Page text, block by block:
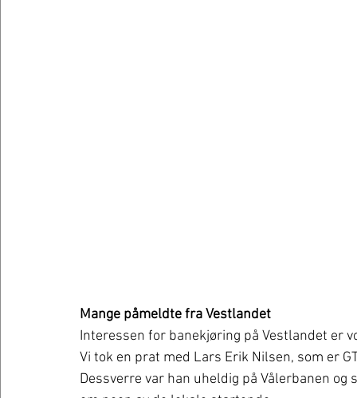
Mange påmeldte fra Vestlandet
Interessen for banekjøring på Vestlandet er
Vi tok en prat med Lars Erik Nilsen, som er
Dessverre var han uheldig på Vålerbanen